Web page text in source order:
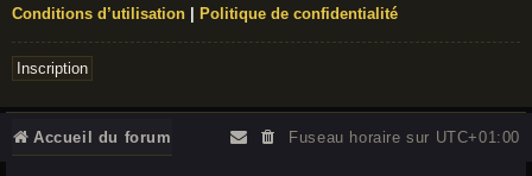
Conditions d’utilisation Politique de confidentialité
Inscription
Accueil du forum Fuseau horaire sur UTC+01:00